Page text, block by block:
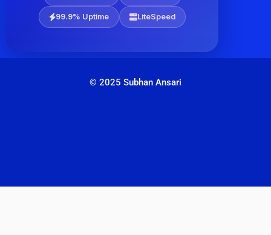
99.9% Uptime LiteSpeed
© 2025 Subhan Ansari